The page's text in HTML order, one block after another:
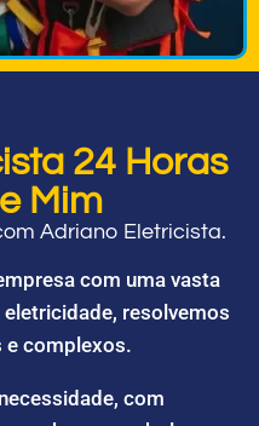
24 Horas
Mim
Adriano Eletricista.
com uma vasta
resolvemos
e complexos.
com